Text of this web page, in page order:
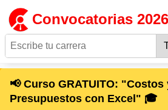
Convocatorias 2026
📢 Curso GRATUITO: "Costos
Presupuestos con Excel" 🎓